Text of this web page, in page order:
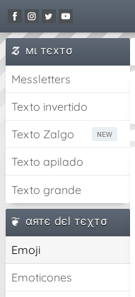
мι тєxтσ
Messletters
Texto invertido
Texto Zalgo
Texto apilado
Texto grande
αятє dєl тєχтσ
Emoji
Emoticones